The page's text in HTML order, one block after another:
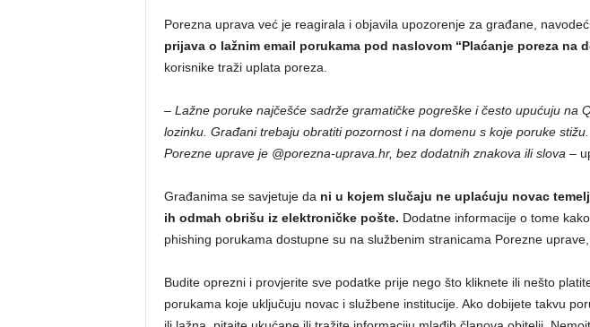
Porezna uprava već je reagirala i objavila upozorenje za građane,
prijava o lažnim email porukama pod naslovom “Plaćanje poreza na
korisnike traži uplata poreza.
–Lažne poruke najčešće sadrže gramatičke pogreške i često upućuju na
lozinku. Građani trebaju obratiti pozornost i na domenu s koje poruke
Porezne uprave je @porezna-uprava.hr, bez dodatnih znakova ili slova –
Građanima se savjetuje da ni u kojem slučaju ne uplaćuju novac
ih odmah obrišu iz elektroničke pošte. Dodatne informacije o tome
phishing porukama dostupne su na službenim stranicama Porezne
Budite oprezni i provjerite sve podatke prije nego što kliknete ili nešto
porukama koje uključuju novac i službene institucije. Ako dobijete takvu